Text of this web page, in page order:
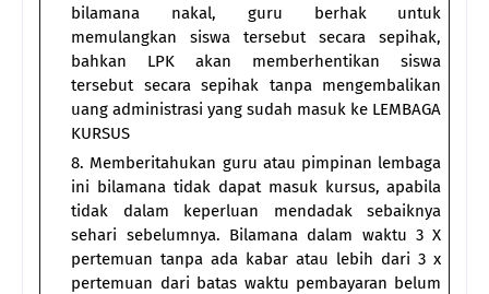
bilamana nakal, guru berhak untuk
memulangkan siswa tersebut secara sepihak,
bahkan LPK akan memberhentikan siswa
tersebut secara sepihak tanpa mengembalikan
uang administrasi yang sudah masuk ke LEMBAGA
KURSUS
Memberitahukan guru atau pimpinan lembaga
ini bilamana tidak dapat masuk kursus, apabila
tidak dalam keperluan mendadak sebaiknya
sehari sebelumnya. Bilamana dalam waktu 3 X
pertemuan tanpa ada kabar atau lebih dari 3 x
pertemuan dari batas waktu pembayaran belum